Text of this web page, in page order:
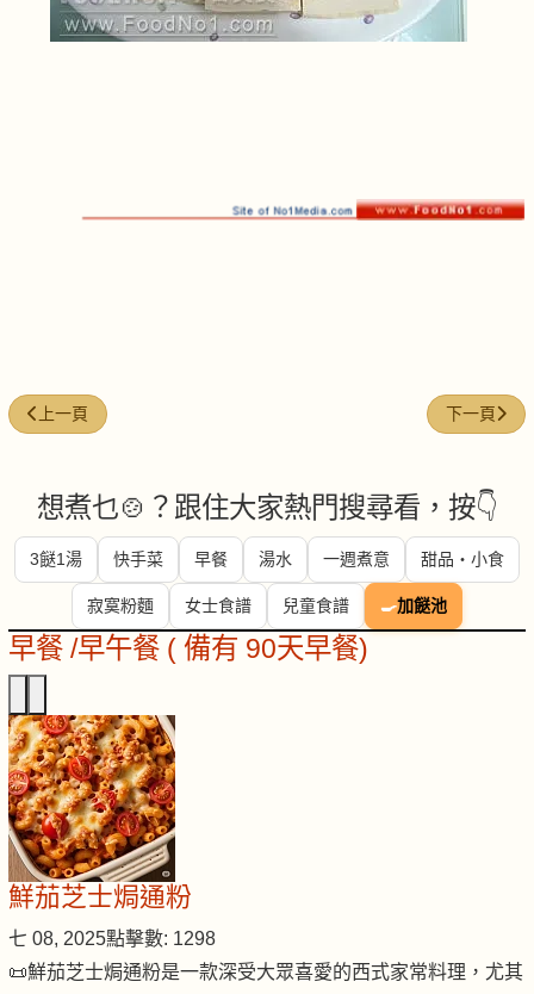
上一篇文章: 牛油煎倉魚
上一頁 下一篇文章
下一頁
想煮乜🍲？跟住大家熱門搜尋看，按👇
3餸1湯 快手菜 早餐 湯水 一週煮意 甜品・小食
寂寞粉麵 女士食譜 兒童食譜 🍳加餸池
早餐 /早午餐 ( 備有 90天早餐)
鮮茄芝士焗通粉
七 08, 2025點擊數: 1298
📜鮮茄芝士焗通粉是一款深受大眾喜愛的西式家常料理，尤其